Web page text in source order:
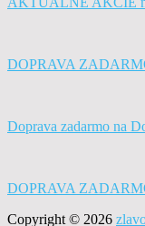
DOPRAVA
Doprava zadarmo na
DOPRAVA
Copyright © 2026